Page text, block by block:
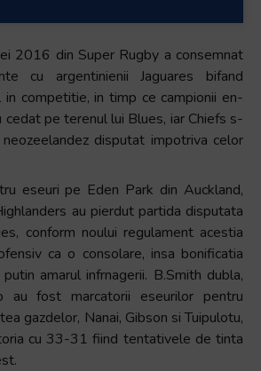
2016 din Super Rugby a consemnat
cu argentinienii Jaguares bifand
in competitie, in timp ce campionii en-
pe terenul lui Blues, iar Chiefs s-
disputat impotriva celor
eseuri pe Eden Park din Auckland,
au pierdut partida disputata
conform noului regulament acestia
ca o consolare, insa bonificatia
amarul infrnagerii. B.Smith dubla,
au fost marcatorii eseurilor pentru
gazdelor, Nanai, Gibson si Tuipulotu,
cu 33-31 fiind tentativele de tinta